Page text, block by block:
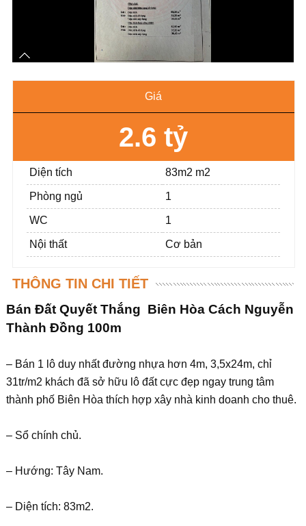
Giá
2.6 tỷ
Diện tích 83m2 m2
Phòng ngủ 1
WC 1
Nội thất Cơ bản
THÔNG TIN CHI TIẾT
Bán Đất Quyết Thắng Biên Hòa Cách Nguyễn
Thành Đồng 100m
– Bán 1 lô duy nhất đường nhựa hơn 4m, 3,5x24m, chỉ
31tr/m2 khách đã sở hữu lô đất cực đẹp ngay trung tâm
thành phố Biên Hòa thích hợp xây nhà kinh doanh cho thuê.
– Sổ chính chủ.
– Hướng: Tây Nam.
– Diện tích: 83m2.